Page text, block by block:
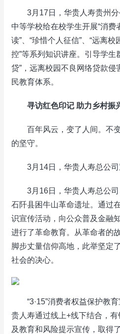
3月17日，华贵人寿贵州分
中等学校给在校学生开展“消
读”、“珍惜个人征信”、“远离
控”等系列知识讲座。引导学生
贷”，远离校园不良网络贷款侵
民教育体系。
寻访红色印记 助力乡村振
百年风云，变了人间。不变
的坚守。
3月14日，华贵人寿总公司
3月16日，华贵人寿总公司
石阡县困牛山革命遗址。通过
识宣传活动，向公众普及金融
进行了革命教育。从革命者的
脚步丈量信仰高地，此举坚定
社会的决心。
“3·15”消费者权益保护教育
贵人寿通过线上+线下结合，
及教育和风险提示宣传，取得